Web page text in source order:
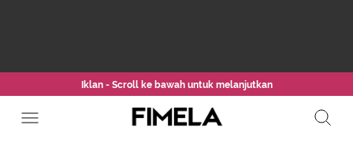
Iklan - Scroll ke bawah untuk melanjutkan